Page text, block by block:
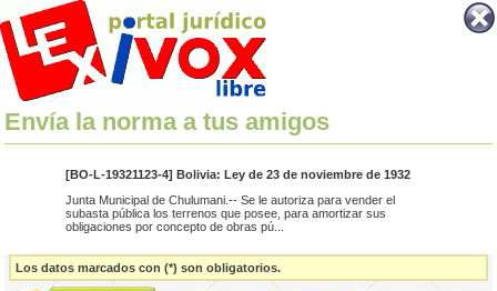
Envía la norma a tus amigos
[BO-L-19321123-4] Bolivia: Ley de 23 de noviembre de 1932
Junta Municipal de Chulumani.-- Se le autoriza para vender el
subasta pública los terrenos que posee, para amortizar sus
obligaciones por concepto de obras pú...
Los datos marcados con (*) son obligatorios.